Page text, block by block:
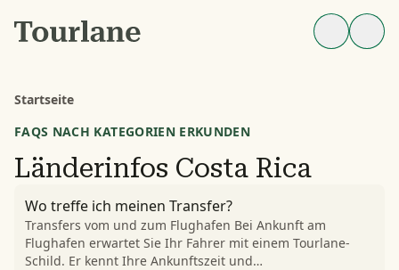
Startseite
FAQS NACH KATEGORIEN ERKUNDEN
Länderinfos Costa Rica
Wo treffe ich meinen Transfer?
Transfers vom und zum Flughafen Bei Ankunft am
Flughafen erwartet Sie Ihr Fahrer mit einem Tourlane-
Schild. Er kennt Ihre Ankunftszeit und…